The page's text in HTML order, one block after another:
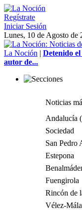
Regístrate
Iniciar Sesión
Lunes, 10 de Agosto de
La Noción | Detenido
autor de...
Noticias
Andalucía
Sociedad
San Pedro
Estepona
Fuengirola
Rincón de
Vélez-